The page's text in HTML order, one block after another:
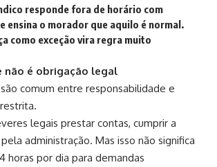
responde fora de horário com
ensina o morador que aquilo é normal.
como exceção vira regra muito
não é obrigação legal
comum entre responsabilidade e
legais prestar contas, cumprir a
administração. Mas isso não significa
horas por dia para demandas